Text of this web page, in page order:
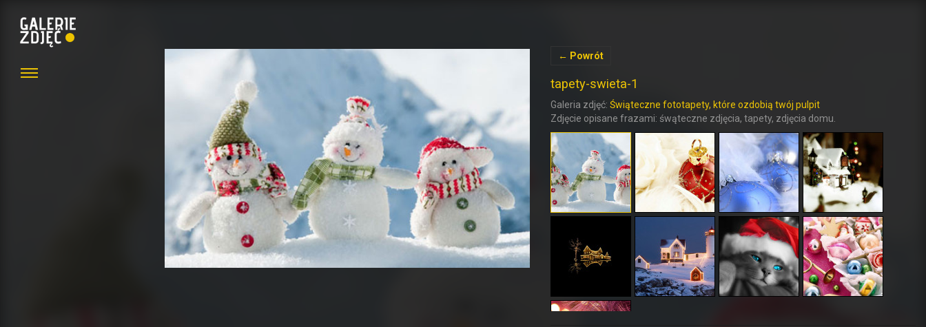
← Powrót
tapety-swieta-1
Galeria zdjęć: Świąteczne fototapety, które ozdobią twój pulpit
Zdjęcie opisane frazami: śwąteczne zdjęcia, tapety, zdjęcia domu.